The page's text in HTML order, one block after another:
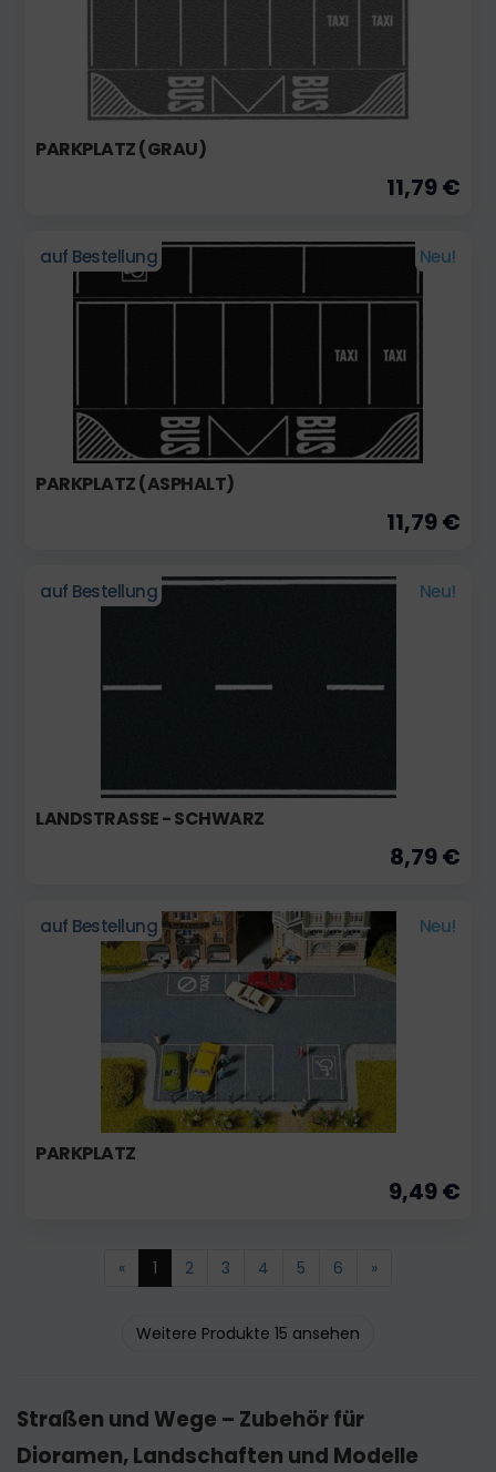
PARKPLATZ (GRAU)
11,79 €
auf Bestellung Neu!
PARKPLATZ (ASPHALT)
11,79 €
auf Bestellung Neu!
LANDSTRASSE - SCHWARZ
8,79 €
auf Bestellung Neu!
PARKPLATZ
9,49 €
« 1 2 3 4 5 6 »
Weitere Produkte 15 ansehen
Straßen und Wege – Zubehör für
Dioramen, Landschaften und Modelle